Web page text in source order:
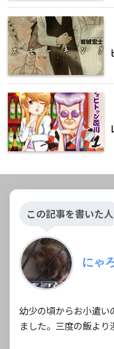
この記事を書いた人
にゃ
幼少の頃からお小遣い
ました。三度の飯より